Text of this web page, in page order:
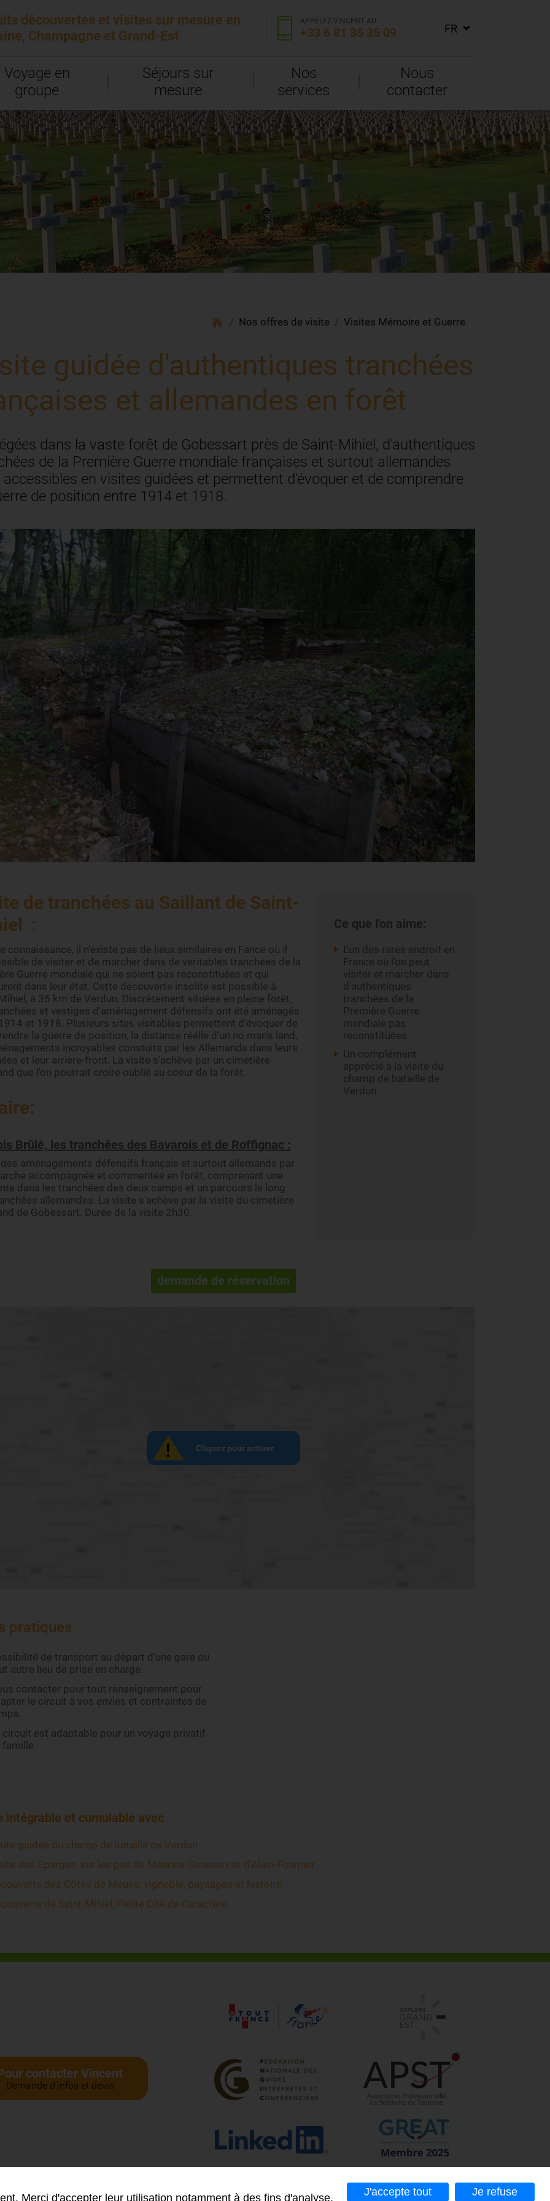
Merci d'accepter leur utilisation notamment à des fins d'analyse, J'accepte tout Je refuse
découvertes et visites sur mesure en
Champagne et Grand-Est
APPELEZ VINCENT AU
+33 6 81 35 35 09
Voyage en
groupe
Séjours sur
mesure
Nos
services
Nous
contacter
Nos offres de visite Visites Mémoire et Guerre
guidée d'authentiques tranchées
et allemandes en forêt
dans la vaste forêt de Gobessart près de Saint-Mihiel, d'authentiques
de la Première Guerre mondiale françaises et surtout allemandes
en visites guidées et permettent d'évoquer et de comprendre
de position entre 1914 et 1918.
de tranchées au Saillant de Saint-
:
connaissance, il n'existe pas de lieux similaires en Fance où il
de visiter et de marcher dans de veritables tranchées de la
Guerre mondiale qui ne soient pas réconstituées et qui
dans leur état. Cette découverte insolite est possible à
à 35 km de Verdun. Discrètement situées en pleine forêt,
et vestiges d'aménagement défensifs ont été aménagés
et 1918. Plusieurs sites visitables permettent d'évoquer de
la guerre de position, la distance réélle d'un no man's land,
incroyables constuits par les Allemands dans leurs
et leur arrière-front. La visite s'achève par un cimetière
que l'on pourrait croire oublié au coeur de la forêt.
Brûlé, les tranchées des Bavarois et de Roffignac :
aménagements défensifs français et surtout allemands par
accompagnée et commentée en forêt, comprenant une
dans les tranchées des deux camps et un parcours le long
allemandes. La visite s'achève par la visite du cimetière
de Gobessart. Durée de la visite 2h30.
Ce que l'on aime:
L'un des rares endroit en
France où l'on peut
visiter et marcher dans
d'authentiques
tranchées de la
Première Guerre
mondiale pas
reconstituées.
Un complément
apprécié à la visite du
champ de bataille de
Verdun.
demande de réservation
Cliquez pour activer
pratiques
de transport au départ d'une gare ou
autre lieu de prise en charge.
contacter pour tout renseignement pour
le circuit à vos envies et contraintes de
circuit est adaptable pour un voyage privatif
famille.
intégrable et cumulable avec
guidée du champ de bataille de Verdun
des Eparges, sur les pas de Maurice Genevoix et d'Alain-Fournier
des Côtes de Meuse: vignoble, paysages et histoire
de Saint-Mihiel, Petite Cité de Caractère
contacter Vincent
Demande d'infos et devis